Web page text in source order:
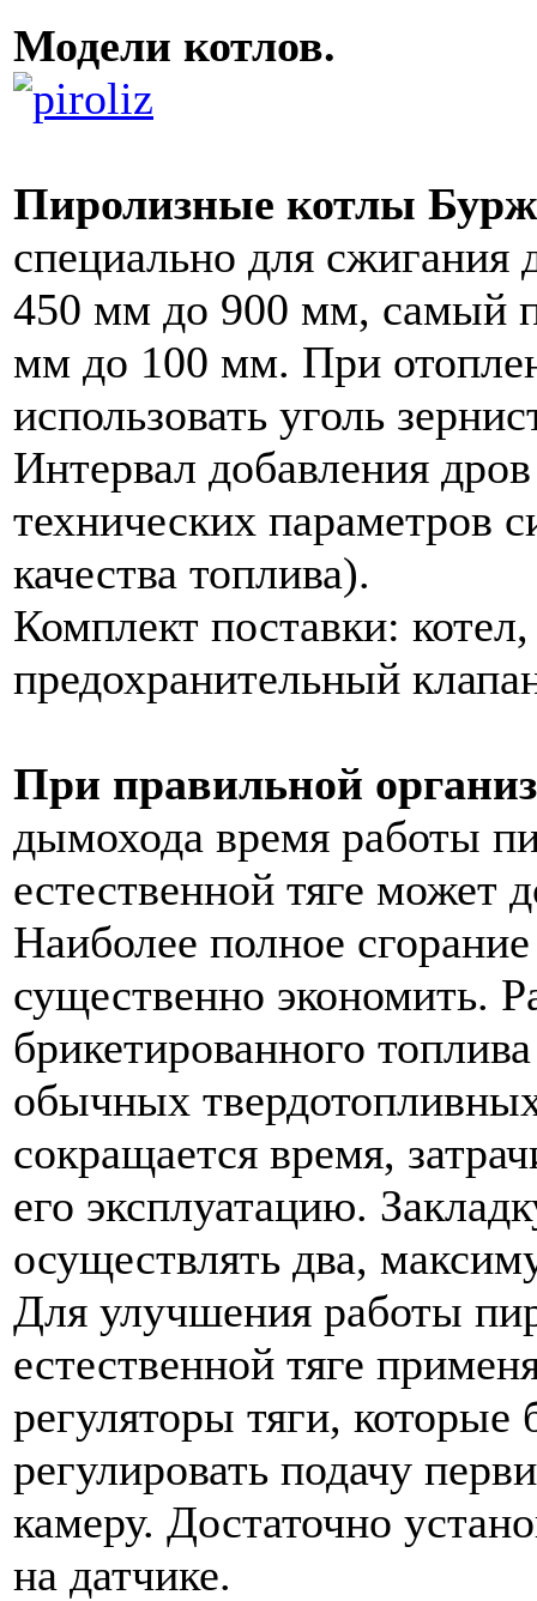
Модели котлов.
Пиролизные котлы
специально для сжигания
450 мм до 900 мм, самый
мм до 100 мм. При
использовать уголь
Интервал добавления
технических параметров
качества топлива).
Комплект поставки:
предохранительный
При правильной
дымохода время работы
естественной тяге может
Наиболее полное
существенно экономить.
брикетированного
обычных
сокращается время,
его эксплуатацию.
осуществлять два,
Для улучшения работы
естественной тяге
регуляторы тяги, которые
регулировать подачу
камеру. Достаточно
на датчике.